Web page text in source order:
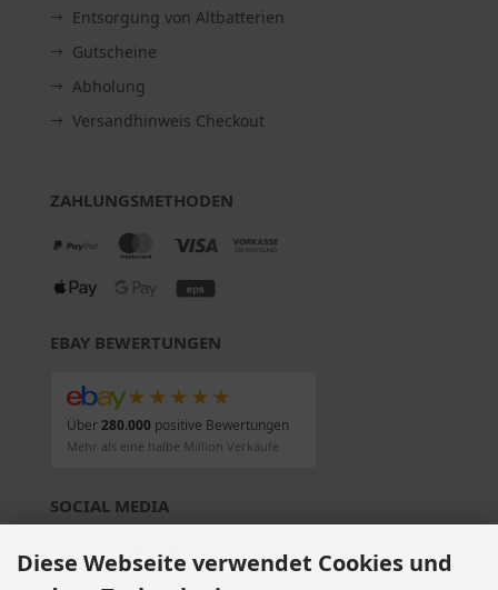
Entsorgung von Altbatterien
Gutscheine
Abholung
Versandhinweis Checkout
ZAHLUNGSMETHODEN
EBAY BEWERTUNGEN
★★★★★
Über280.000positive Bewertungen
Mehr als eine halbe Million Verkäufe
SOCIAL MEDIA
Diese Webseite verwendet Cookies und